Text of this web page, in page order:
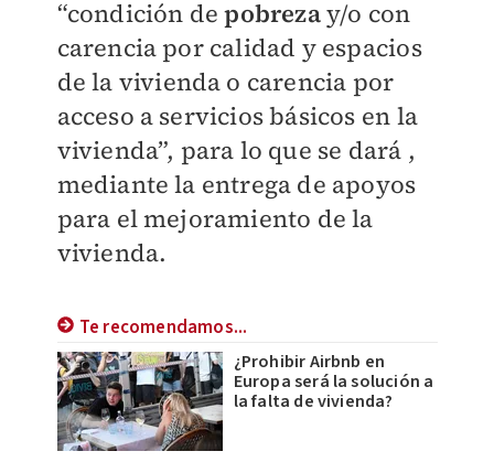
“condición depobrezay/o con
carencia por calidad y espacios
de la vivienda o carencia por
acceso a servicios básicos en la
vivienda”, para lo que se dará ,
mediante la entrega de apoyos
para el mejoramiento de la
vivienda.
Te recomendamos...
¿Prohibir Airbnb en
Europa será la solución a
la falta de vivienda?